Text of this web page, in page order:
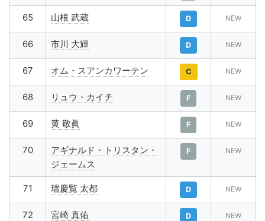
65 山根 武蔵 D NEW
66 市川 大輝 D NEW
67 オム・スアンカワーテン C NEW
68 リュウ・カイチ F NEW
69 黄 敬眞 F NEW
70
アギナルド・トリスタン・
ジェームス
F NEW
71 瑞慶覧 太都 D NEW
72 宮崎 真佑 D NEW